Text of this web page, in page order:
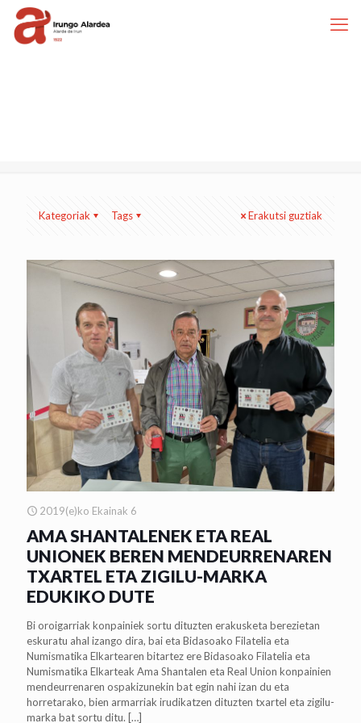
Kategoriak Tags Erakutsi guztiak
2019(e)ko Ekainak 6
AMA SHANTALENEK ETA REAL
UNIONEK BEREN MENDEURRENAREN
TXARTEL ETA ZIGILU-MARKA
EDUKIKO DUTE
Bi oroigarriak konpainiek sortu dituzten erakusketa berezietan
eskuratu ahal izango dira, bai eta Bidasoako Filatelia eta
Numismatika Elkartearen bitartez ere Bidasoako Filatelia eta
Numismatika Elkarteak Ama Shantalen eta Real Union konpainien
mendeurrenaren ospakizunekin bat egin nahi izan du eta
horretarako, bien armarriak irudikatzen dituzten txartel eta zigilu-
marka bat sortu ditu. […]